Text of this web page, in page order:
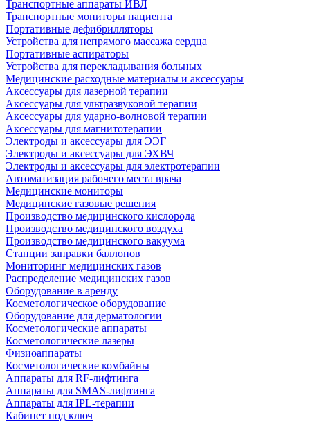
Транспортные аппараты ИВЛ
Транспортные мониторы пациента
Портативные дефибрилляторы
Устройства для непрямого массажа сердца
Портативные аспираторы
Устройства для перекладывания больных
Медицинские расходные материалы и аксессуары
Аксессуары для лазерной терапии
Аксессуары для ультразвуковой терапии
Аксессуары для ударно-волновой терапии
Аксессуары для магнитотерапии
Электроды и аксессуары для ЭЭГ
Электроды и аксессуары для ЭХВЧ
Электроды и аксессуары для электротерапии
Автоматизация рабочего места врача
Медицинские мониторы
Медицинские газовые решения
Производство медицинского кислорода
Производство медицинского воздуха
Производство медицинского вакуума
Станции заправки баллонов
Мониторинг медицинских газов
Распределение медицинских газов
Оборудование в аренду
Косметологическое оборудование
Оборудование для дерматологии
Косметологические аппараты
Косметологические лазеры
Физиоаппараты
Косметологические комбайны
Аппараты для RF-лифтинга
Аппараты для SMAS-лифтинга
Аппараты для IPL-терапии
Кабинет под ключ